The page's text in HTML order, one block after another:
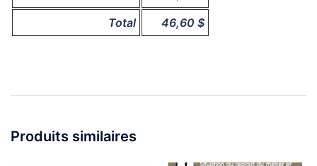
Total
46,60 $
Produits similaires